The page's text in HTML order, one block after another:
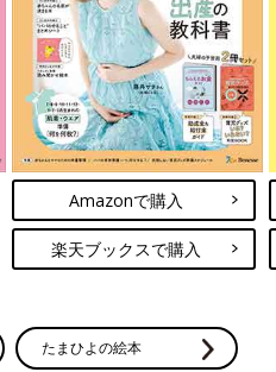
Amazonで購入
楽天ブックスで購入
たまひよの絵本